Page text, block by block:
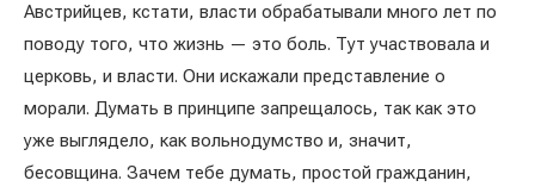
Австрийцев, кстати, власти обрабатывали много лет по
поводу того, что жизнь — это боль. Тут участвовала и
церковь, и власти. Они искажали представление о
морали. Думать в принципе запрещалось, так как это
уже выглядело, как вольнодумство и, значит,
бесовщина. Зачем тебе думать, простой гражданин,